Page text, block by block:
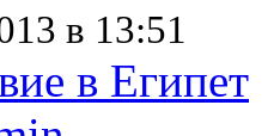
в 13:51
в Египет